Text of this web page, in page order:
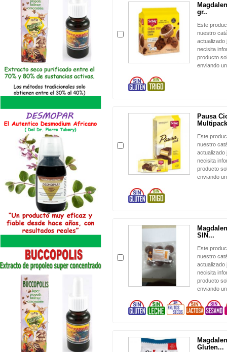
gr..
Este
nuestro
actualizado
necisita
producto
enviando
Pausa
Este
nuestro
actualizado
necisita
producto
enviando
SIN...
Este
nuestro
actualizado
necisita
producto
enviando
Gluten...